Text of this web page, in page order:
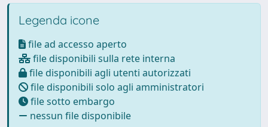
Legenda icone
file ad accesso aperto
file disponibili sulla rete interna
file disponibili agli utenti autorizzati
file disponibili solo agli amministratori
file sotto embargo
nessun file disponibile